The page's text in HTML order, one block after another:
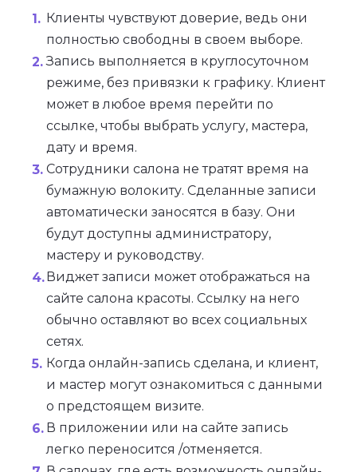
Клиенты чувствуют доверие, ведь они
полностью свободны в своем выборе.
Запись выполняется в круглосуточном
режиме, без привязки к графику. Клиент
может в любое время перейти по
ссылке, чтобы выбрать услугу, мастера,
дату и время.
Сотрудники салона не тратят время на
бумажную волокиту. Сделанные записи
автоматически заносятся в базу. Они
будут доступны администратору,
мастеру и руководству.
Виджет записи может отображаться на
сайте салона красоты. Ссылку на него
обычно оставляют во всех социальных
сетях.
Когда онлайн-запись сделана, и клиент,
и мастер могут ознакомиться с данными
о предстоящем визите.
В приложении или на сайте запись
легко переносится /отменяется.